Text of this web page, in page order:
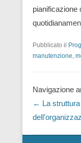
pianificazione
Pubblicato il
manutenzione,
Navigazione
← La struttura